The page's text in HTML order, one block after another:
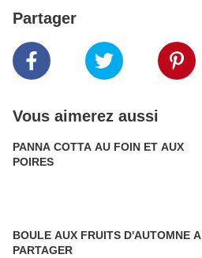
Partager
Vous aimerez aussi
PANNA COTTA AU FOIN ET AUX
POIRES
BOULE AUX FRUITS D'AUTOMNE A
PARTAGER